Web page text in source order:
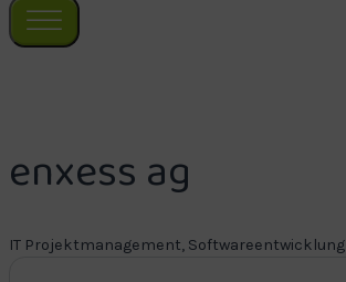
enxess ag
IT Projektmanagement, Softwareentwicklung